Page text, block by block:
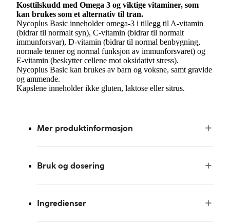
Kosttilskudd med Omega 3 og viktige vitaminer, som
kan brukes som et alternativ til tran.
Nycoplus Basic inneholder omega-3 i tillegg til A-vitamin
(bidrar til normalt syn), C-vitamin (bidrar til normalt
immunforsvar), D-vitamin (bidrar til normal benbygning,
normale tenner og normal funksjon av immunforsvaret) og
E-vitamin (beskytter cellene mot oksidativt stress).
Nycoplus Basic kan brukes av barn og voksne, samt gravide
og ammende.
Kapslene inneholder ikke gluten, laktose eller sitrus.
Mer produktinformasjon
Bruk og dosering
Ingredienser